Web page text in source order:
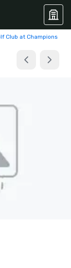
Club at Champions